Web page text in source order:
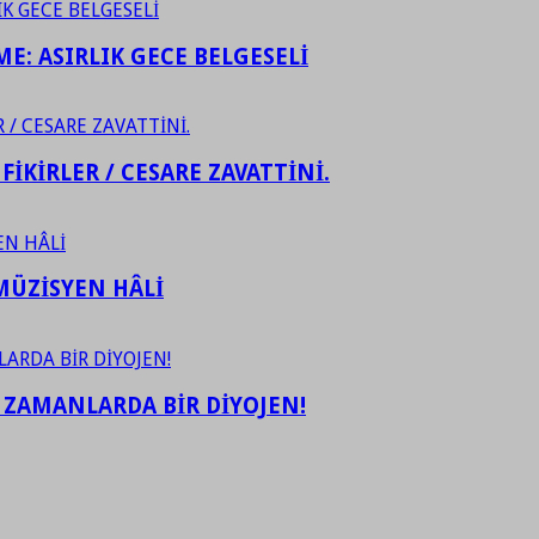
ASIRLIK GECE BELGESELİ
/ CESARE ZAVATTİNİ.
HÂLİ
BİR DİYOJEN!